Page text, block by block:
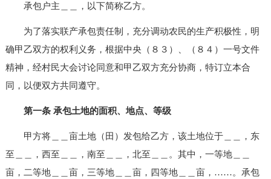
承包户主＿＿，以下简称乙方。
为了落实联产承包责任制，充分调动农民的生产积极性，明
确甲乙双方的权利义务，根据中央（８３）、（８４）一号文件
精神，经村民大会讨论同意和甲乙双方充分协商，特订立本合
同，以便双方共同遵守。
第一条 承包土地的面积、地点、等级
甲方将＿＿亩土地（田）发包给乙方，该土地位于＿＿，东
至＿＿，西至＿＿，南至＿＿，北至＿＿。其中，一等地＿＿
亩，二等地＿＿亩，三等地＿＿亩，四等地＿＿亩，……。承包